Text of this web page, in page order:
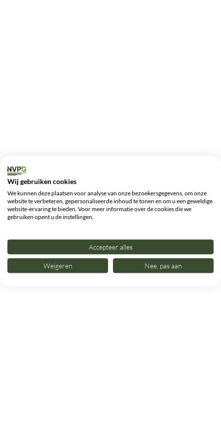
Wij gebruiken cookies
We kunnen deze plaatsen voor analyse van onze bezoekersgegevens, om onze
website te verbeteren, gepersonaliseerde inhoud te tonen en om u een geweldige
website-ervaring te bieden. Voor meer informatie over de cookies die we
gebruiken opent u de instellingen.
Accepteer alles
Weigeren Nee, pas aan